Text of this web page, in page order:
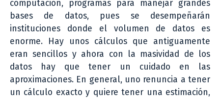
computación, programas para manejar grandes
bases de datos, pues se desempeñarán
instituciones donde el volumen de datos es
enorme. Hay unos cálculos que antiguamente
eran sencillos y ahora con la masividad de los
datos hay que tener un cuidado en las
aproximaciones. En general, uno renuncia a tener
un cálculo exacto y quiere tener una estimación,